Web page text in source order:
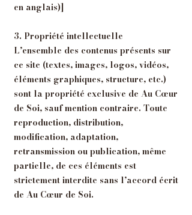
en anglais)]
3. Propriété intellectuelle
L’ensemble des contenus présents sur
ce site (textes, images, logos, vidéos,
éléments graphiques, structure, etc.)
sont la propriété exclusive de Au Cœur
de Soi, sauf mention contraire. Toute
reproduction, distribution,
modification, adaptation,
retransmission ou publication, même
partielle, de ces éléments est
strictement interdite sans l’accord écrit
de Au Cœur de Soi.